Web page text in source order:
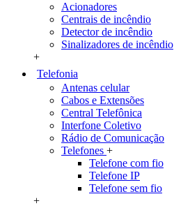
Acionadores
Centrais de incêndio
Detector de incêndio
Sinalizadores de incêndio
+
Telefonia
Antenas celular
Cabos e Extensões
Central Telefônica
Interfone Coletivo
Rádio de Comunicação
Telefones +
Telefone com fio
Telefone IP
Telefone sem fio
+